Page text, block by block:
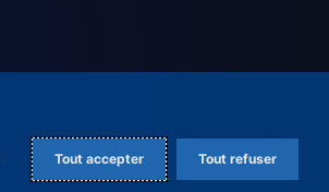
Tout accepter Tout refuser